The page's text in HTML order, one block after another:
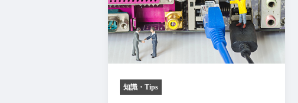
知識・Tips